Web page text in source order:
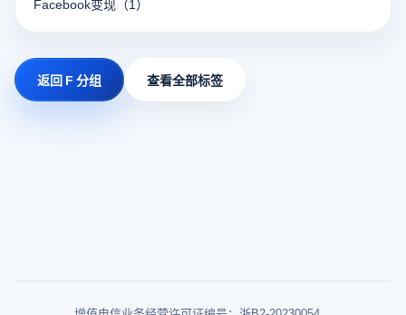
Facebook变现 （1）
返回 F 分组 查看全部标签